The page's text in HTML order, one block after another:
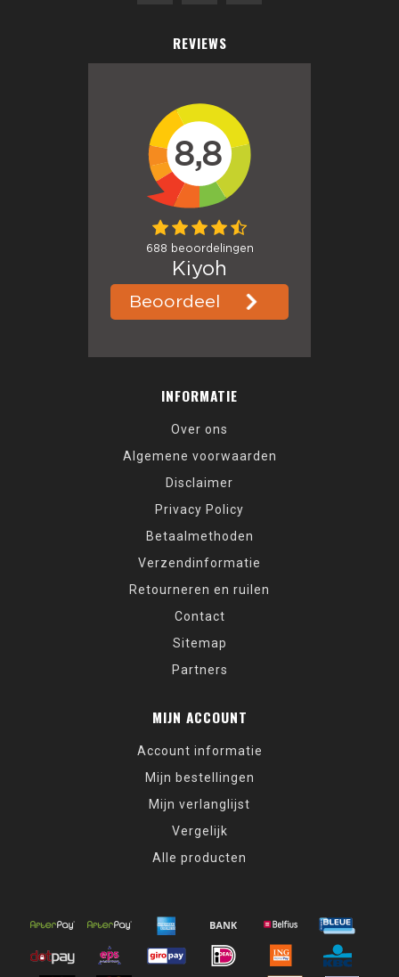
REVIEWS
INFORMATIE
Over ons
Algemene voorwaarden
Disclaimer
Privacy Policy
Betaalmethoden
Verzendinformatie
Retourneren en ruilen
Contact
Sitemap
Partners
MIJN ACCOUNT
Account informatie
Mijn bestellingen
Mijn verlanglijst
Vergelijk
Alle producten